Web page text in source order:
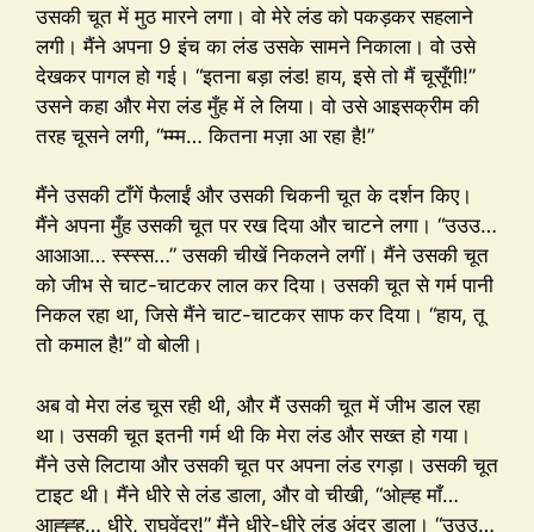
उसकी चूत में मुठ मारने लगा। वो मेरे लंड को पकड़कर सहलाने
लगी। मैंने अपना 9 इंच का लंड उसके सामने निकाला। वो उसे
देखकर पागल हो गई। “इतना बड़ा लंड! हाय, इसे तो मैं चूसूँगी!”
उसने कहा और मेरा लंड मुँह में ले लिया। वो उसे आइसक्रीम की
तरह चूसने लगी, “म्म्म… कितना मज़ा आ रहा है!”
मैंने उसकी टाँगें फैलाईं और उसकी चिकनी चूत के दर्शन किए।
मैंने अपना मुँह उसकी चूत पर रख दिया और चाटने लगा। “उउउ…
आआआ… स्स्स्स…” उसकी चीखें निकलने लगीं। मैंने उसकी चूत
को जीभ से चाट-चाटकर लाल कर दिया। उसकी चूत से गर्म पानी
निकल रहा था, जिसे मैंने चाट-चाटकर साफ कर दिया। “हाय, तू
तो कमाल है!” वो बोली।
अब वो मेरा लंड चूस रही थी, और मैं उसकी चूत में जीभ डाल रहा
था। उसकी चूत इतनी गर्म थी कि मेरा लंड और सख्त हो गया।
मैंने उसे लिटाया और उसकी चूत पर अपना लंड रगड़ा। उसकी चूत
टाइट थी। मैंने धीरे से लंड डाला, और वो चीखी, “ओह्ह माँ…
आह्ह्ह… धीरे, राघवेंद्र!” मैंने धीरे-धीरे लंड अंदर डाला। “उउउ…